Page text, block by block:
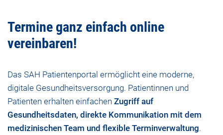
Termine ganz einfach online
vereinbaren!
Das SAH Patientenportal ermöglicht eine moderne,
digitale Gesundheitsversorgung. Patientinnen und
Patienten erhalten einfachen Zugriff auf
Gesundheitsdaten, direkte Kommunikation mit dem
medizinischen Team und flexible Terminverwaltung.